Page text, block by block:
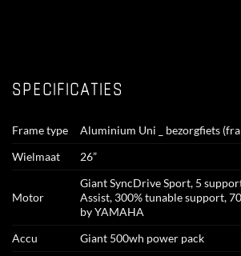
SPECIFICATIES
Frame type
Aluminium Uni _ bezorgfiets
Wielmaat
26”
Motor
Giant SyncDrive Sport, 5
Assist, 300% tunable support,
by YAMAHA
Accu
Giant 500wh power pack